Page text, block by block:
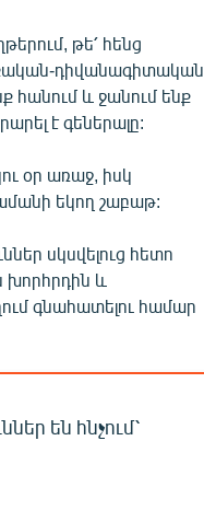
թե՛ հենց
դիվանագիտական
հանում և ջանում ենք
է գեներալը:
օր առաջ, իսկ
եկող շաբաթ:
սկսվելուց հետո
և
գնահատելու համար
են հնչում՝